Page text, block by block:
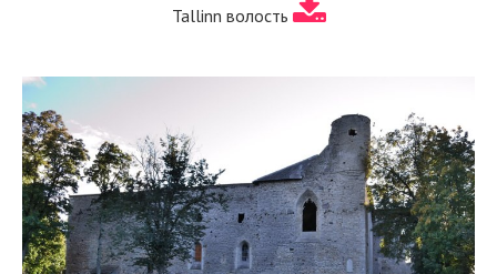
Tallinn волость